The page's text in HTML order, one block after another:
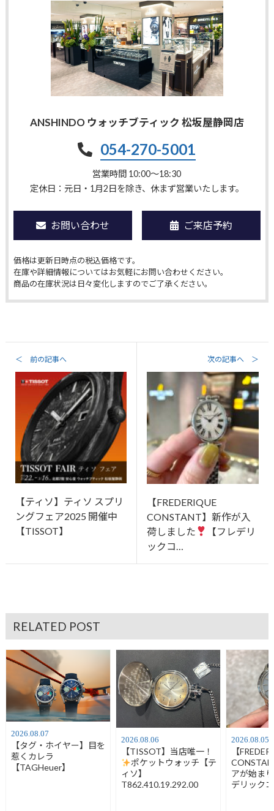
ANSHINDO ウォッチブティック 松坂屋静岡店
054-270-5001
営業時間 10:00〜18:30
定休日：元日・1月2日を除き、休まず営業いたします。
お問い合わせ ご来店予約
価格は更新日時点の税込価格です。
在庫や詳細情報についてはお気軽にお問い合わせください。
商品の在庫状況は日々変化しますのでご了承ください。
＜ 前の記事へ
【ティソ】ティソ スプリ
ングフェア2025 開催中
【TISSOT】
次の記事へ ＞
【FREDERIQUE
CONSTANT】新作が入
荷しました
【フレデリ
ックコ…
RELATED POST
2026.08.07
【タグ・ホイヤー】目を
惹くカレラ
【TAGHeuer】
2026.08.06
【TISSOT】当店唯一！
ポケットウォッチ【テ
ィソ】
T862.410.19.292.00
2026.08.05
【
アが始ま
デリック